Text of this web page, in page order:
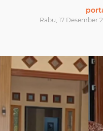
Rabu, 17 Desember